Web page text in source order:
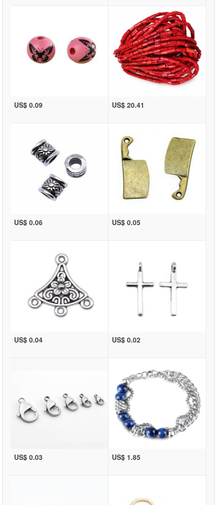
US$ 0.09 US$ 20.41
US$ 0.06 US$ 0.05
US$ 0.04 US$ 0.02
US$ 0.03 US$ 1.85